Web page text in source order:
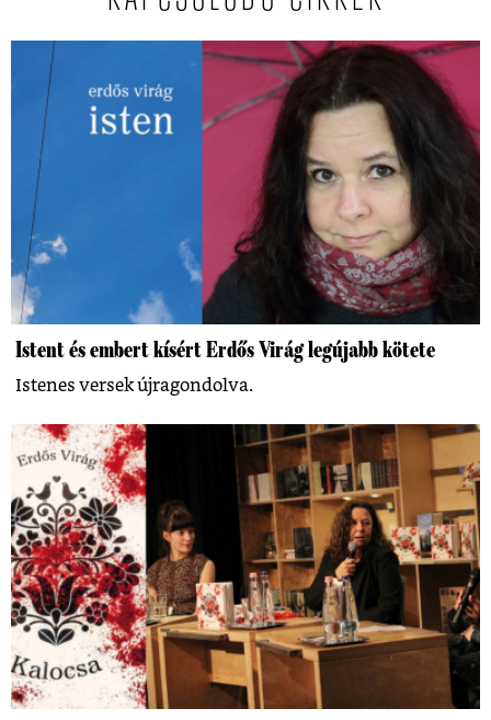
Istent és embert kísért Erdős Virág legújabb kötete
Istenes versek újragondolva.